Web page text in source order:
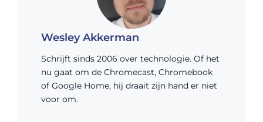
Wesley Akkerman
Schrijft sinds 2006 over technologie. Of het
nu gaat om de Chromecast, Chromebook
of Google Home, hij draait zijn hand er niet
voor om.